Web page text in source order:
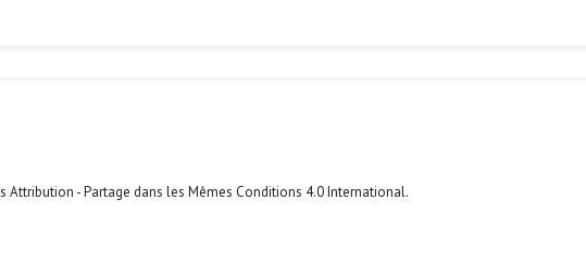
Attribution - Partage dans les Mêmes Conditions 4.0 International.